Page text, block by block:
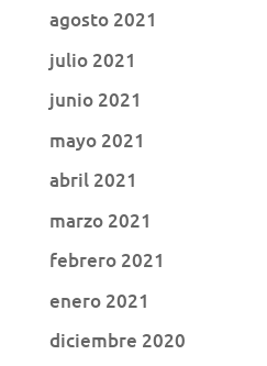
agosto 2021
julio 2021
junio 2021
mayo 2021
abril 2021
marzo 2021
febrero 2021
enero 2021
diciembre 2020